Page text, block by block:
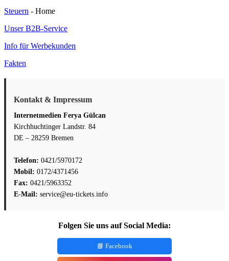
Steuern - Home
Unser B2B-Service
Info für Werbekunden
Fakten
Kontakt & Impressum
Internetmedien Ferya Gülcan
Kirchhuchtinger Landstr. 84
DE – 28259 Bremen
Telefon: 0421/5970172
Mobil: 0172/4371456
Fax: 0421/5963352
E-Mail: service@eu-tickets.info
Folgen Sie uns auf Social Media:
📘 Facebook